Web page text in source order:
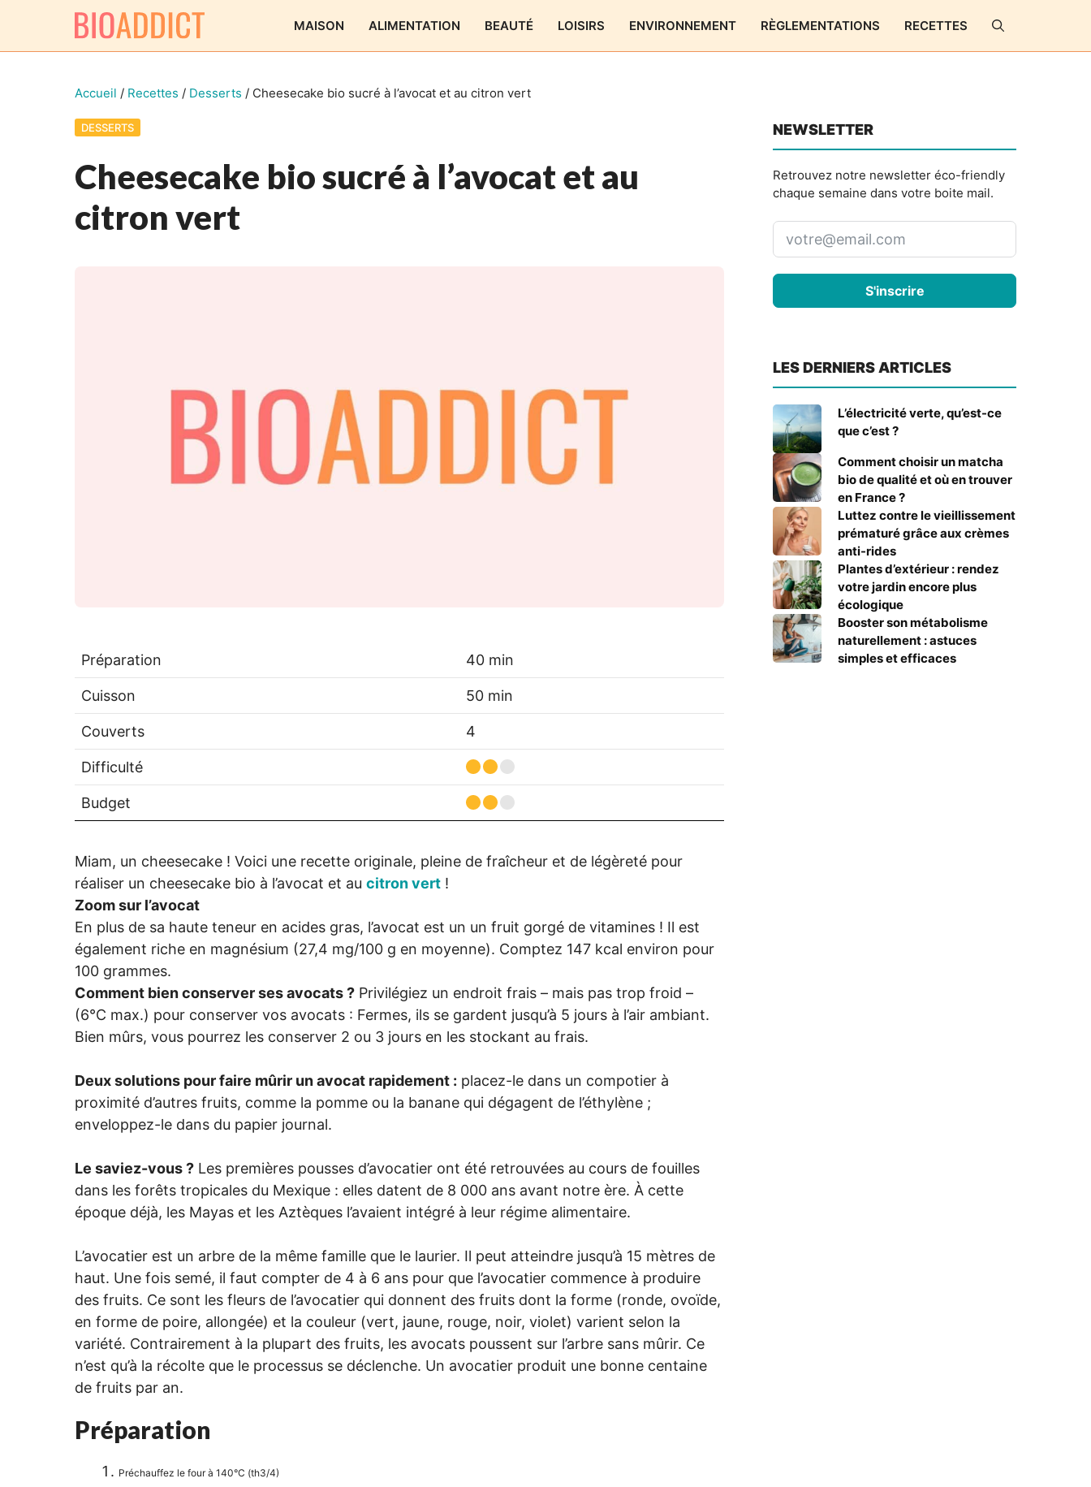
contenu
MAISON ALIMENTATION BEAUTÉ LOISIRS ENVIRONNEMENT RÈGLEMENTATIONS RECETTES
Accueil / Recettes / Desserts / Cheesecake bio sucré à l’avocat et au citron vert
DESSERTS
Cheesecake bio sucré à l’avocat et au
citron vert
Préparation 40 min
Cuisson 50 min
Couverts 4
Difficulté
Budget
Miam, un cheesecake ! Voici une recette originale, pleine de fraîcheur et de légèreté pour
réaliser un cheesecake bio à l’avocat et au citron vert !
Zoom sur l’avocat
En plus de sa haute teneur en acides gras, l’avocat est un un fruit gorgé de vitamines ! Il est
également riche en magnésium (27,4 mg/100 g en moyenne). Comptez 147 kcal environ pour
100 grammes.
Comment bien conserver ses avocats ? Privilégiez un endroit frais – mais pas trop froid –
(6°C max.) pour conserver vos avocats : Fermes, ils se gardent jusqu’à 5 jours à l’air ambiant.
Bien mûrs, vous pourrez les conserver 2 ou 3 jours en les stockant au frais.
Deux solutions pour faire mûrir un avocat rapidement : placez-le dans un compotier à
proximité d’autres fruits, comme la pomme ou la banane qui dégagent de l’éthylène ;
enveloppez-le dans du papier journal.
Le saviez-vous ? Les premières pousses d’avocatier ont été retrouvées au cours de fouilles
dans les forêts tropicales du Mexique : elles datent de 8 000 ans avant notre ère. À cette
époque déjà, les Mayas et les Aztèques l’avaient intégré à leur régime alimentaire.
L’avocatier est un arbre de la même famille que le laurier. Il peut atteindre jusqu’à 15 mètres de
haut. Une fois semé, il faut compter de 4 à 6 ans pour que l’avocatier commence à produire
des fruits. Ce sont les fleurs de l’avocatier qui donnent des fruits dont la forme (ronde, ovoïde,
en forme de poire, allongée) et la couleur (vert, jaune, rouge, noir, violet) varient selon la
variété. Contrairement à la plupart des fruits, les avocats poussent sur l’arbre sans mûrir. Ce
n’est qu’à la récolte que le processus se déclenche. Un avocatier produit une bonne centaine
de fruits par an.
Préparation
Préchauffez le four à 140°C (th3/4)
NEWSLETTER
Retrouvez notre newsletter éco-friendly
chaque semaine dans votre boite mail.
S'inscrire
LES DERNIERS ARTICLES
L’électricité verte, qu’est-ce
que c’est ?
Comment choisir un matcha
bio de qualité et où en trouver
en France ?
Luttez contre le vieillissement
prématuré grâce aux crèmes
anti-rides
Plantes d’extérieur : rendez
votre jardin encore plus
écologique
Booster son métabolisme
naturellement : astuces
simples et efficaces